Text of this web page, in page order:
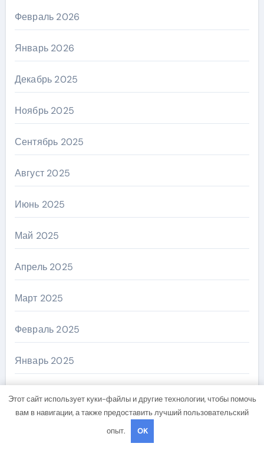
Февраль 2026
Январь 2026
Декабрь 2025
Ноябрь 2025
Сентябрь 2025
Август 2025
Июнь 2025
Май 2025
Апрель 2025
Март 2025
Февраль 2025
Январь 2025
Этот сайт использует куки-файлы и другие технологии, чтобы помочь
вам в навигации, а также предоставить лучший пользовательский
опыт.
OK